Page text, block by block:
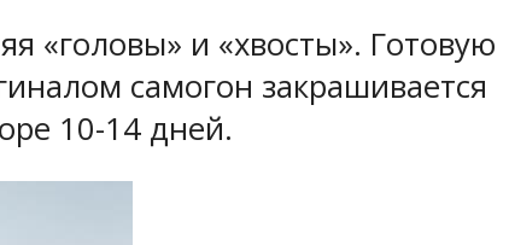
«головы» и «хвосты». Готовую
самогон закрашивается
10-14 дней.